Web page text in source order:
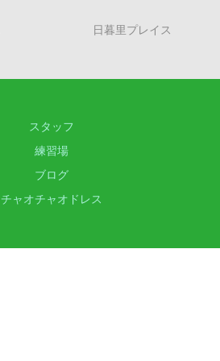
日暮里プレイス
スタッフ
練習場
ブログ
チャオチャオドレス